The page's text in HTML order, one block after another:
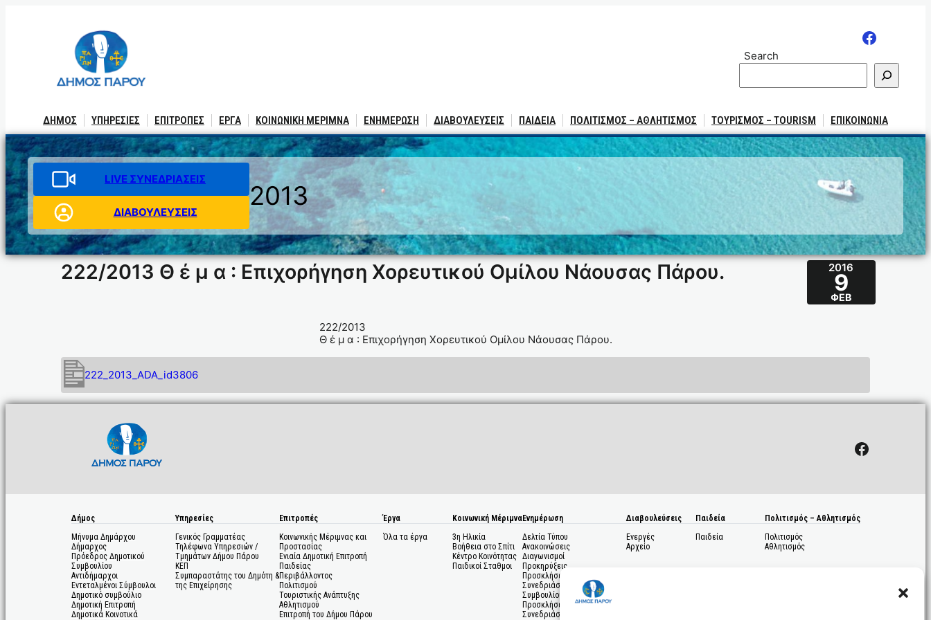
Search
ΔΗΜΟΣ ΥΠΗΡΕΣΙΕΣ ΕΠΙΤΡΟΠΕΣ ΕΡΓΑ ΚΟΙΝΩΝΙΚΗ ΜΕΡΙΜΝΑ ΕΝΗΜΕΡΩΣΗ ΔΙΑΒΟΥΛΕΥΣΕΙΣ ΠΑΙΔΕΙΑ ΠΟΛΙΤΙΣΜΟΣ – ΑΘΛΗΤΙΣΜΟΣ ΤΟΥΡΙΣΜΟΣ – TOURISM ΕΠΙΚΟΙΝΩΝΙΑ
LIVE ΣΥΝΕΔΡΙΑΣΕΙΣ
ΔΙΑΒΟΥΛΕΥΣΕΙΣ
2013
222/2013 Θ έ μ α : Επιχορήγηση Χορευτικού Ομίλου Νάουσας Πάρου. 2016
9
ΦΕΒ
222/2013
Θ έ μ α : Επιχορήγηση Χορευτικού Ομίλου Νάουσας Πάρου.
222_2013_ADA_id3806
Facebook
Δήμος
Μήνυμα Δημάρχου
Δήμαρχος
Πρόεδρος Δημοτικού
Συμβουλίου
Αντιδήμαρχοι
Εντεταλμένοι Σύμβουλοι
Δημοτικό συμβούλιο
Δημοτική Επιτροπή
Δημοτικά Κοινοτικά
Υπηρεσίες
Γενικός Γραμματέας
Τηλέφωνα Υπηρεσιών /
Τμημάτων Δήμου Πάρου
ΚΕΠ
Συμπαραστάτης του Δημότη &
της Επιχείρησης
Επιτροπές
Κοινωνικής Μέριμνας και
Προστασίας
Ενιαία Δημοτική Επιτροπή
Παιδείας
Περιβάλλοντος
Πολιτισμού
Τουριστικής Ανάπτυξης
Αθλητισμού
Επιτροπή του Δήμου Πάρου
Έργα
Όλα τα έργα
Κοινωνική Μέριμνα
3η Ηλικία
Βοήθεια στο Σπίτι
Κέντρο Κοινότητας
Παιδικοί Σταθμοι
Ενημέρωση
Δελτία Τύπου
Ανακοινώσεις
Διαγωνισμοί
Προκηρύξεις
Προσκλήσεις σε
Συνεδριάσεις Δημοτικού
Συμβουλίου
Προσκλήσεις σε
Συνεδριάσεις Δημοτικής
Διαβουλεύσεις
Ενεργές
Αρχείο
Παιδεία
Παιδεία
Πολιτισμός – Αθλητισμός
Πολιτισμός
Αθλητισμός